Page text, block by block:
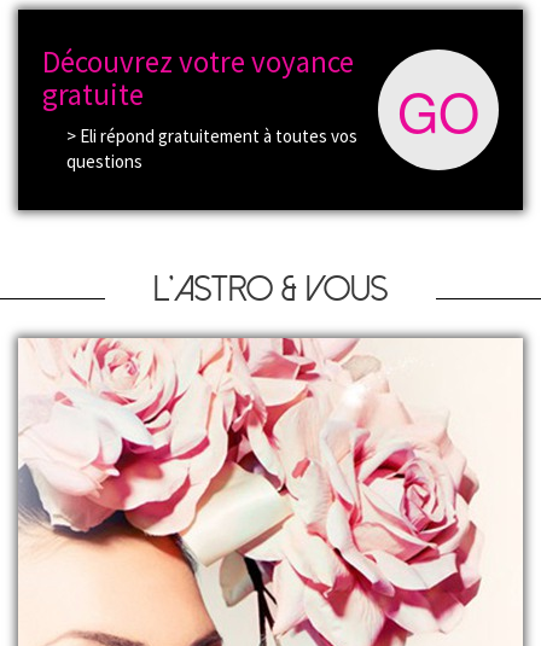
Découvrez votre voyance
gratuite
> Eli répond gratuitement à toutes vos
questions
GO
L'astro & vous